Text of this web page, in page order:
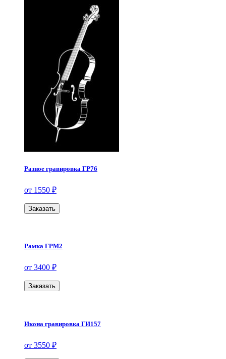
Разное гравировка ГР76
от 1550 ₽
Заказать
Рамка ГРМ2
от 3400 ₽
Заказать
Икона гравировка ГИ157
от 3550 ₽